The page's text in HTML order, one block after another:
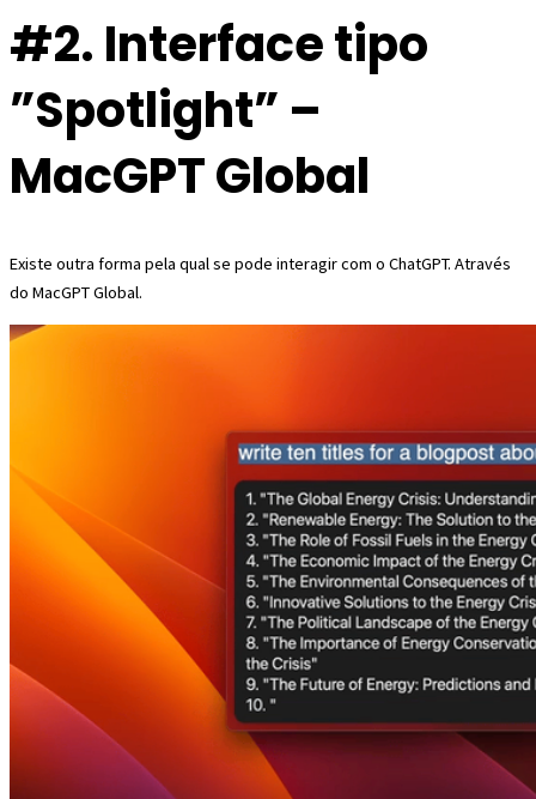
#2. Interface tipo
”Spotlight” –
MacGPT Global
Existe outra forma pela qual se pode interagir com o ChatGPT. Através
do MacGPT Global.